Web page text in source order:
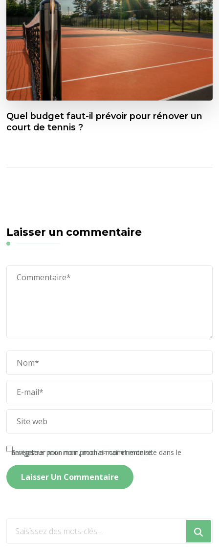
Quel budget faut-il prévoir pour rénover un
court de tennis ?
Laisser un commentaire
Enregistrer mon nom, mon e-mail et mon site dans le navigateur pour mon prochain commentaire.